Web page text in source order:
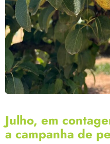
Julho, em
a campanha de